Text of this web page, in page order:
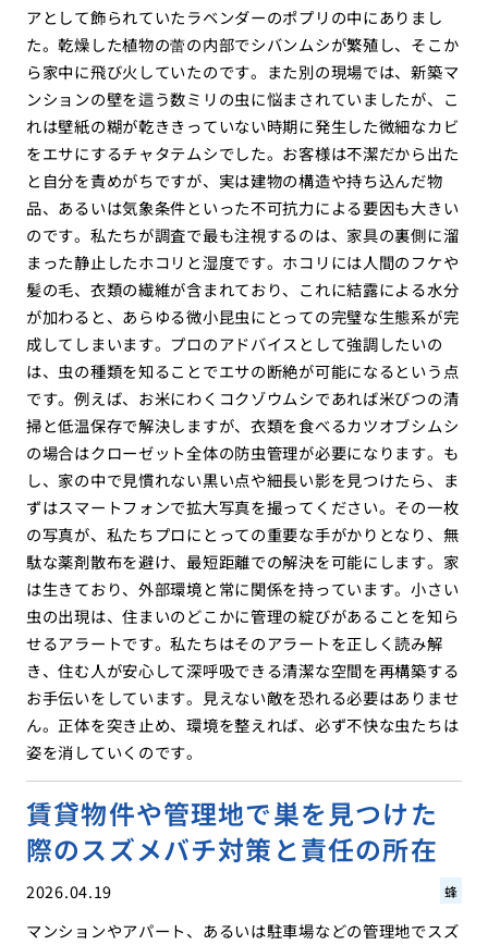
アとして飾られていたラベンダーのポプリの中にありまし
た。乾燥した植物の蕾の内部でシバンムシが繁殖し、そこか
ら家中に飛び火していたのです。また別の現場では、新築マ
ンションの壁を這う数ミリの虫に悩まされていましたが、こ
れは壁紙の糊が乾ききっていない時期に発生した微細なカビ
をエサにするチャタテムシでした。お客様は不潔だから出た
と自分を責めがちですが、実は建物の構造や持ち込んだ物
品、あるいは気象条件といった不可抗力による要因も大きい
のです。私たちが調査で最も注視するのは、家具の裏側に溜
まった静止したホコリと湿度です。ホコリには人間のフケや
髪の毛、衣類の繊維が含まれており、これに結露による水分
が加わると、あらゆる微小昆虫にとっての完璧な生態系が完
成してしまいます。プロのアドバイスとして強調したいの
は、虫の種類を知ることでエサの断絶が可能になるという点
です。例えば、お米にわくコクゾウムシであれば米びつの清
掃と低温保存で解決しますが、衣類を食べるカツオブシムシ
の場合はクローゼット全体の防虫管理が必要になります。も
し、家の中で見慣れない黒い点や細長い影を見つけたら、ま
ずはスマートフォンで拡大写真を撮ってください。その一枚
の写真が、私たちプロにとっての重要な手がかりとなり、無
駄な薬剤散布を避け、最短距離での解決を可能にします。家
は生きており、外部環境と常に関係を持っています。小さい
虫の出現は、住まいのどこかに管理の綻びがあることを知ら
せるアラートです。私たちはそのアラートを正しく読み解
き、住む人が安心して深呼吸できる清潔な空間を再構築する
お手伝いをしています。見えない敵を恐れる必要はありませ
ん。正体を突き止め、環境を整えれば、必ず不快な虫たちは
姿を消していくのです。
賃貸物件や管理地で巣を見つけた
際のスズメバチ対策と責任の所在
2026.04.19 蜂
マンションやアパート、あるいは駐車場などの管理地でスズ